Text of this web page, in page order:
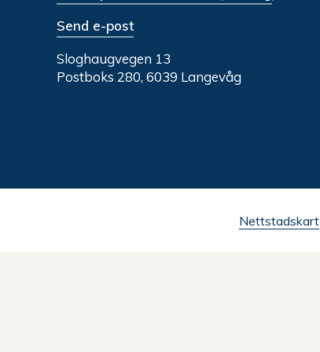
Send e-post
Sloghaugvegen 13
Postboks 280, 6039 Langevåg
Nettstadskart